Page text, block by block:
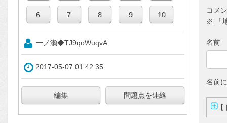
一ノ瀬◆TJ9qoWuqvA
2017-05-07 01:42:35
コメ
※ 「
名前
名前
【